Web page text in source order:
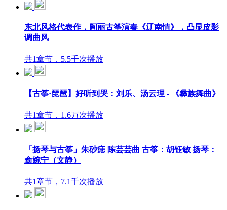
东北风格代表作，阎丽古筝演奏《辽南情》，凸显皮影
调曲风
共1章节，5.5千次播放
【古筝·琵琶】好听到哭：刘乐、汤云理 - 《彝族舞曲》
共1章节，1.6万次播放
「扬琴与古筝」朱砂痣 陈芸芸曲 古筝：胡钰敏 扬琴：
侴婉宁（文静）
共1章节，7.1千次播放